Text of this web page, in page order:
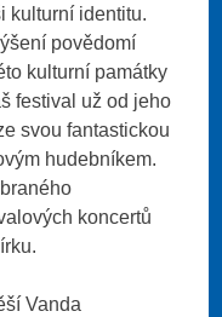
kulturní identitu.
povědomí
kulturní památky
festival už od jeho
svou fantastickou
hudebníkem.
koncertů
Vanda